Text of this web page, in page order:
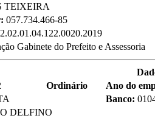
TEIXEIRA
057.734.466-85
Gabinete do Prefeito e Assessoria
Ordinário
Ano do
Banco:
DELFINO